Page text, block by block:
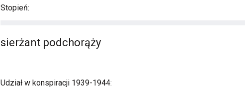
Stopień:
sierżant podchorąży
Udział w konspiracji 1939-1944: